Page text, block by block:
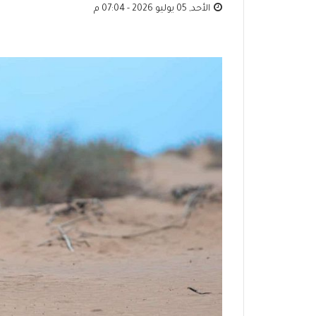
الأحد, 05 يوليو 2026 - 07:04 م